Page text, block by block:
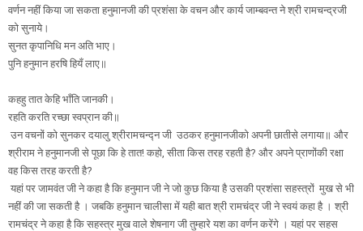
वर्णन नहीं किया जा सकता हनुमानजी की प्रशंसा के वचन और कार्य जाम्बवन्त ने श्री रामचन्द्रजी
को सुनाये।
सुनत कृपानिधि मन अति भाए।
पुनि हनुमान हरषि हियँ लाए॥
कहहु तात केहि भाँति जानकी।
रहति करति रच्छा स्वप्रान की॥
उन वचनों को सुनकर दयालु श्रीरामचन्द्न जी उठकर हनुमानजीको अपनी छातीसे लगाया॥ और
श्रीराम ने हनुमानजी से पूछा कि हे तात! कहो, सीता किस तरह रहती है? और अपने प्राणोंकी रक्षा
वह किस तरह करती है?
यहां पर जामवंत जी ने कहा है कि हनुमान जी ने जो कुछ किया है उसकी प्रशंसा सहस्त्रों मुख से भी
नहीं की जा सकती है । जबकि हनुमान चालीसा में यही बात श्री रामचंद्र जी ने स्वयं कहा है । श्री
रामचंद्र ने कहा है कि सहस्त्र मुख वाले शेषनाग जी तुम्हारे यश का वर्णन करेंगे । यहां पर सहस